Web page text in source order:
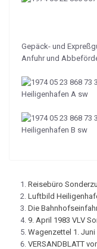
Gepäck- und
Anfuhr und
Reisebüro
Luftbild
Die
9. April 1983 VLV
Wagenzettel 1. Juni
VERSANDBLATT